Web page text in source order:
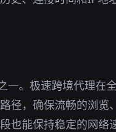
。极速跨境代理在
径，确保流畅的浏览
也能保持稳定的网络